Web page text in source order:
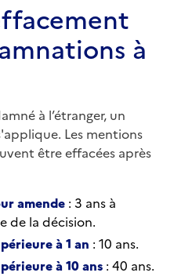
à
à l’étranger, un
Les mentions
être effacées après
amende : 3 ans à
de la décision.
à 1 an : 10 ans.
à 10 ans : 40 ans.